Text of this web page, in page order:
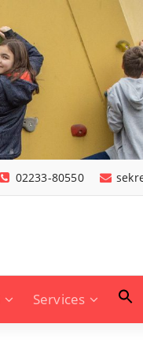
02233-80550
Services